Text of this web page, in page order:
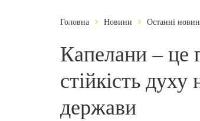
Головна Новини Останні
Капелани – це
стійкість
держави